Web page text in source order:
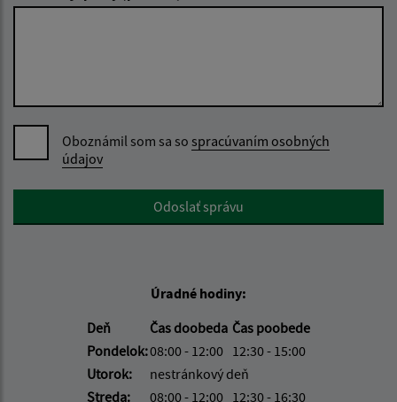
Oboznámil som sa so spracúvaním osobných
údajov
Google reCaptcha ResponseOdoslať správu
Úradné hodiny:
Deň
Čas doobeda Čas poobede
Pondelok:08:00 - 12:00 12:30 - 15:00
Utorok:
nestránkový deň
Streda:
08:00 - 12:00 12:30 - 16:30